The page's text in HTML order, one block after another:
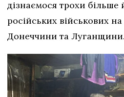
дізнаємося трохи
російських військових
Донеччини та Луганщини.